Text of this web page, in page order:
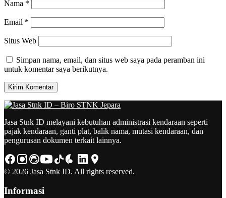
Nama *
Email *
Situs Web
Simpan nama, email, dan situs web saya pada peramban ini
untuk komentar saya berikutnya.
Jasa Stnk ID melayani kebutuhan administrasi kendaraan seperti
pajak kendaraan, ganti plat, balik nama, mutasi kendaraan, dan
pengurusan dokumen terkait lainnya.
© 2026 Jasa Stnk ID. All rights reserved.
Informasi